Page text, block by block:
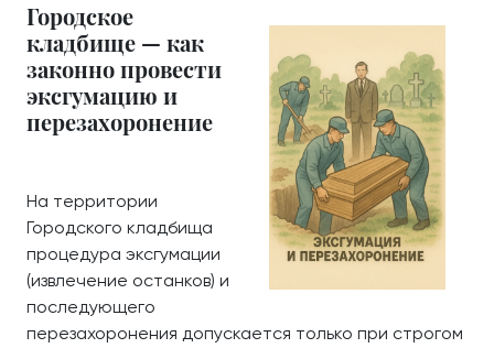
Городское
кладбище — как
законно провести
эксгумацию и
перезахоронение
На территории
Городского кладбища
процедура эксгумации
(извлечение останков) и
последующего
перезахоронения допускается только при строгом